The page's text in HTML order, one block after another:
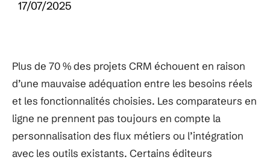
17/07/2025
Plus de 70 % des projets CRM échouent en raison
d’une mauvaise adéquation entre les besoins réels
et les fonctionnalités choisies. Les comparateurs en
ligne ne prennent pas toujours en compte la
personnalisation des flux métiers ou l’intégration
avec les outils existants. Certains éditeurs